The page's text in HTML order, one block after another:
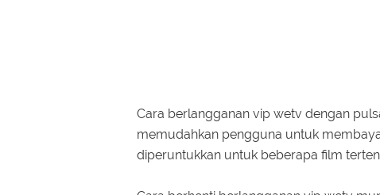
Cara berlangganan vip wetv dengan
memudahkan pengguna untuk
diperuntukkan untuk beberapa film